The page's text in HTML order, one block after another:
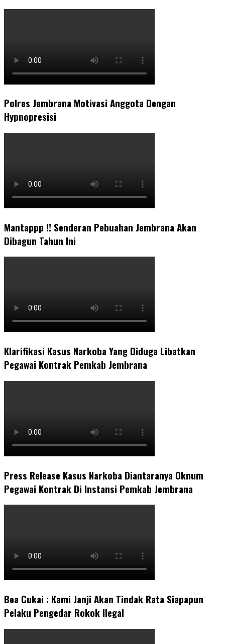
Polres Jembrana Motivasi Anggota Dengan
Hypnopresisi
Mantappp !! Senderan Pebuahan Jembrana Akan
Dibagun Tahun Ini
Klarifikasi Kasus Narkoba Yang Diduga Libatkan
Pegawai Kontrak Pemkab Jembrana
Press Release Kasus Narkoba Diantaranya Oknum
Pegawai Kontrak Di Instansi Pemkab Jembrana
Bea Cukai : Kami Janji Akan Tindak Rata Siapapun
Pelaku Pengedar Rokok Ilegal